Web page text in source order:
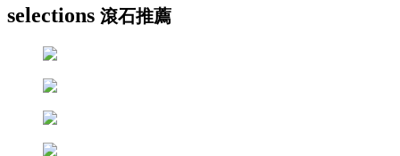
selections 滾石推薦